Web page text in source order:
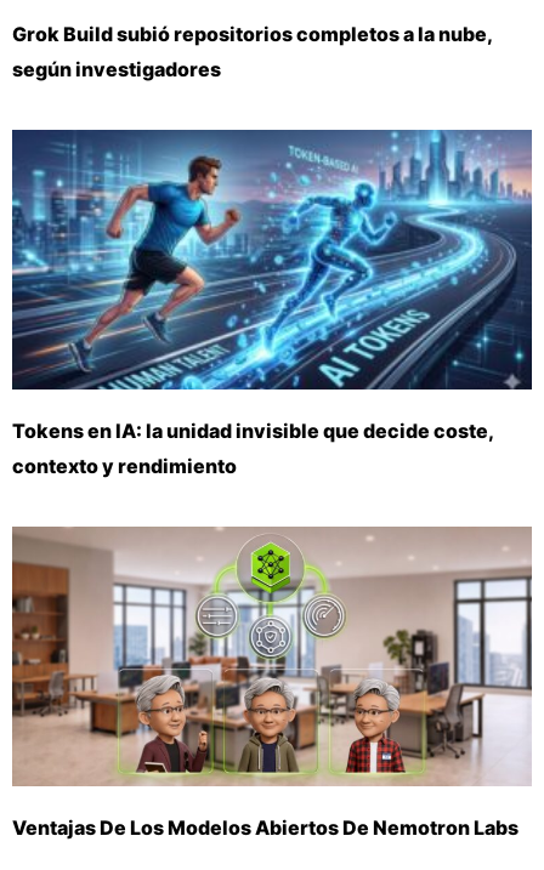
Grok Build subió repositorios completos a la nube,
según investigadores
Tokens en IA: la unidad invisible que decide coste,
contexto y rendimiento
Ventajas De Los Modelos Abiertos De Nemotron Labs